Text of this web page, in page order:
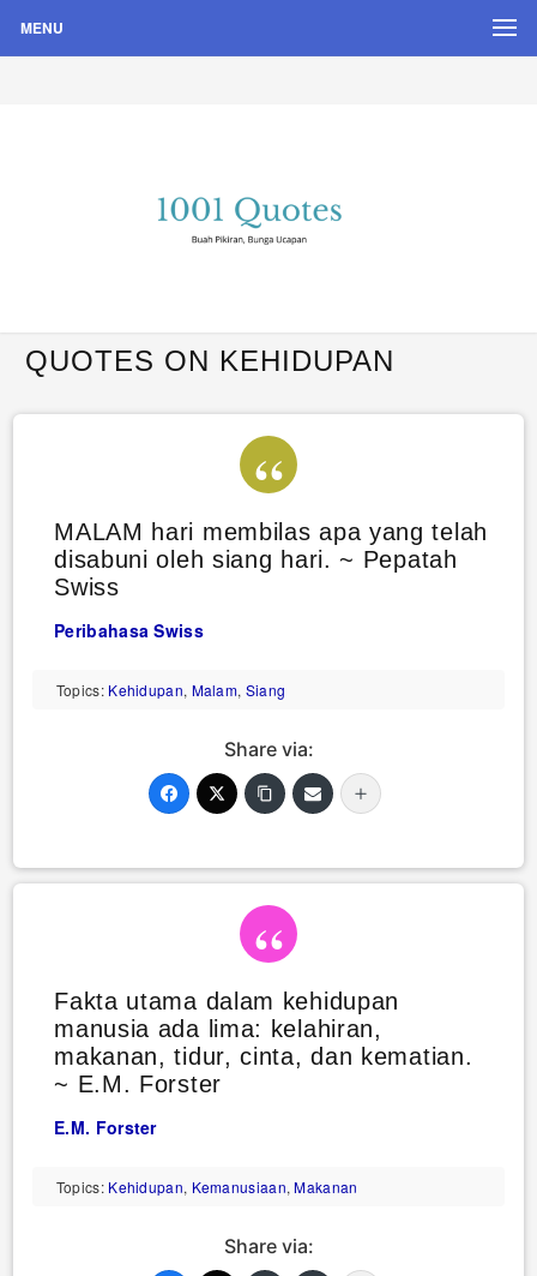
MENU
Quote Hari Puisi
QUOTES ON KEHIDUPAN
MALAM hari membilas apa yang telah
disabuni oleh siang hari. ~ Pepatah
Swiss
Peribahasa Swiss
Topics: Kehidupan, Malam, Siang
Share via:
Fakta utama dalam kehidupan
manusia ada lima: kelahiran,
makanan, tidur, cinta, dan kematian.
~ E.M. Forster
E.M. Forster
Topics: Kehidupan, Kemanusiaan,Makanan
Share via: